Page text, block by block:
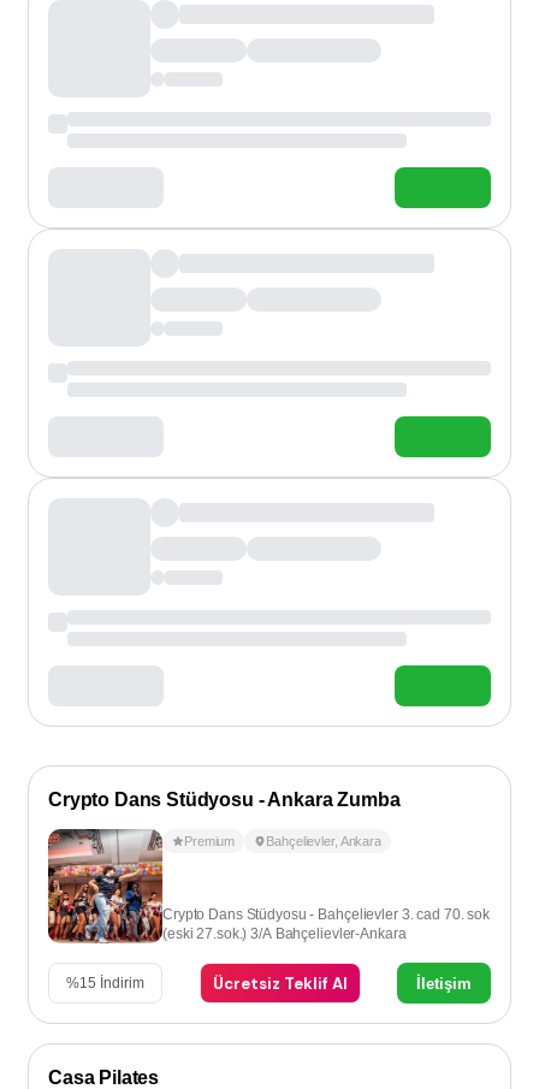
Crypto Dans Stüdyosu - Ankara Zumba
Premium Bahçelievler, Ankara
Crypto Dans Stüdyosu - Bahçelievler 3. cad 70. sok
(eski 27.sok.) 3/A Bahçelievler-Ankara
%15 İndirim Ücretsiz Teklif Al İletişim
Casa Pilates